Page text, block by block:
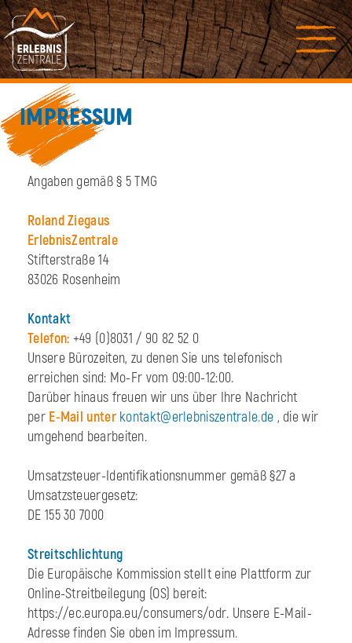
IMPRESSUM
Angaben gemäß § 5 TMG
Roland Ziegaus
ErlebnisZentrale
Stifterstraße 14
83026 Rosenheim
Kontakt
Telefon: +49 (0)8031 / 90 82 52 0
Unsere Bürozeiten, zu denen Sie uns telefonisch
erreichen sind: Mo-Fr vom 09:00-12:00.
Darüber hinaus freuen wir uns über Ihre Nachricht
per E-Mail unter kontakt@erlebniszentrale.de , die wir
umgehend bearbeiten.
Umsatzsteuer-Identifikationsnummer gemäß §27 a
Umsatzsteuergesetz:
DE 155 30 7000
Streitschlichtung
Die Europäische Kommission stellt eine Plattform zur
Online-Streitbeilegung (OS) bereit:
https://ec.europa.eu/consumers/odr. Unsere E-Mail-
Adresse finden Sie oben im Impressum.